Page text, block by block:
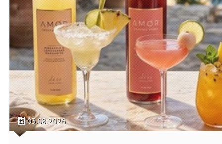
03.08.2026